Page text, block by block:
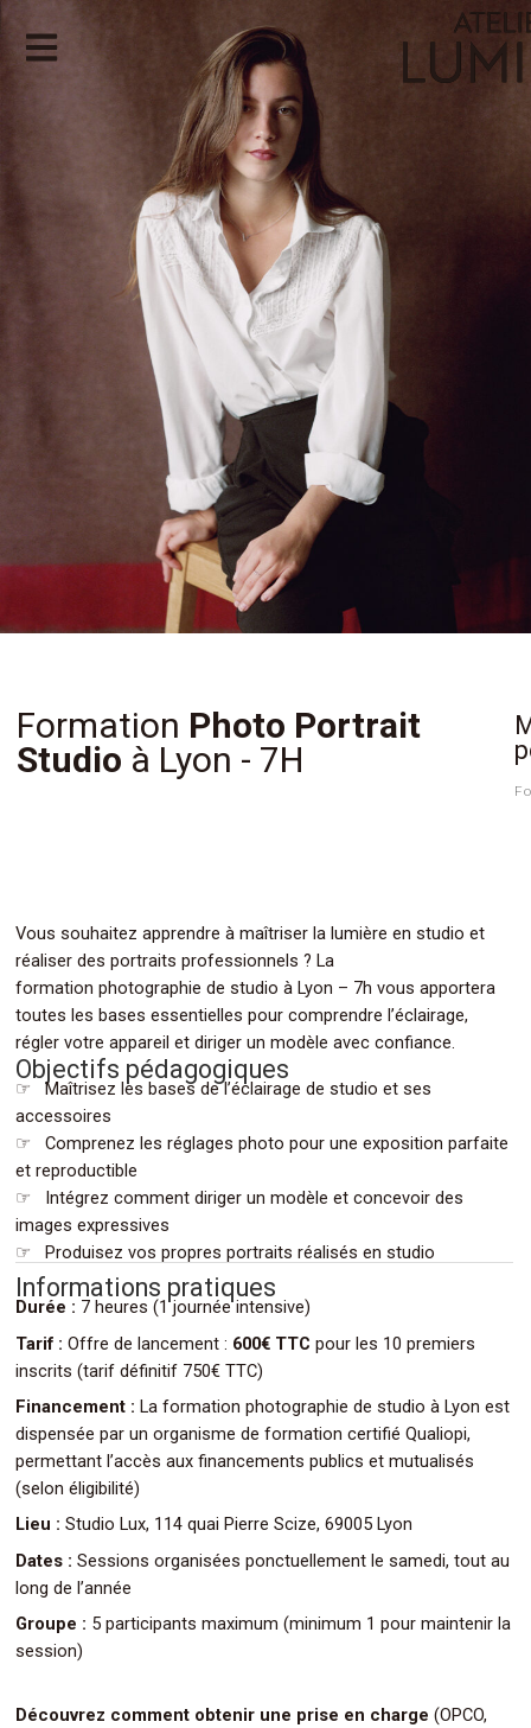
Formation Photo Portrait
Studio à Lyon - 7H
Vous souhaitez apprendre à maîtriser la lumière en studio et
réaliser des portraits professionnels ? La
formation photographie de studio à Lyon – 7h vous apportera
toutes les bases essentielles pour comprendre l’éclairage,
régler votre appareil et diriger un modèle avec confiance.
Objectifs pédagogiques
☞ Maîtrisez les bases de l’éclairage de studio et ses
accessoires
☞ Comprenez les réglages photo pour une exposition parfaite
et reproductible
☞ Intégrez comment diriger un modèle et concevoir des
images expressives
☞ Produisez vos propres portraits réalisés en studio
Informations pratiques
Durée : 7 heures (1 journée intensive)
Tarif : Offre de lancement : 600€ TTC pour les 10 premiers
inscrits (tarif définitif 750€ TTC)
Financement : La formation photographie de studio à Lyon est
dispensée par un organisme de formation certifié Qualiopi,
permettant l’accès aux financements publics et mutualisés
(selon éligibilité)
Lieu : Studio Lux, 114 quai Pierre Scize, 69005 Lyon
Dates : Sessions organisées ponctuellement le samedi, tout au
long de l’année
Groupe : 5 participants maximum (minimum 1 pour maintenir la
session)
Découvrez comment obtenir une prise en charge (OPCO,